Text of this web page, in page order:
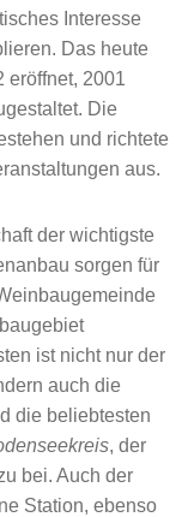
Interesse
Das heute
eröffnet, 2001
Die
und richtete
aus.
der wichtigste
sorgen für
ist nicht nur der
auch die
die beliebtesten
, der
bei. Auch der
Station, ebenso